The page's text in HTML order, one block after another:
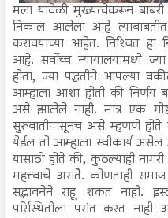
मला यावेळी मुख्यत्वेकरून बाबरी
निकाल आलेला आहे
करावयाच्या आहेत. निश्‍चित हा
आहे. सर्वोच्च न्यायालयामध्ये
होता, ज्या पद्धतीने आपल्या
आम्हाला आशा होती की निर्णय
असे झालेले नाही. मात्र एक
सुरूवातीपासूनच असे म्हणणे होते
येईल तो आम्हाला स्वीकार्य
यासाठी होते की, कुठल्याही
महत्त्वाचे असतेे. कोणताही समाज
सद्भावनेने राहू शकत नाही.
परिस्थितीला पसंत करत नाही